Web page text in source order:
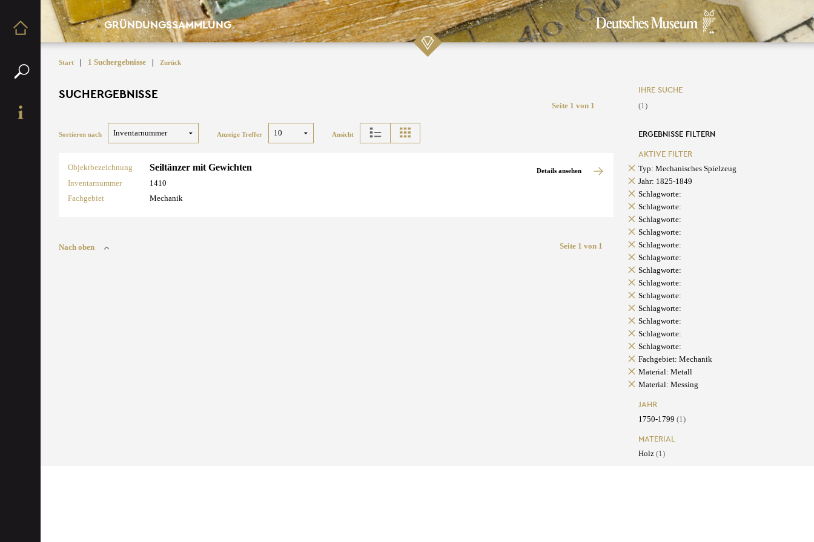
GRÜNDUNGSSAMMLUNG
Start | 1 Suchergebnisse | Zurück
SUCHERGEBNISSE
Seite 1 von 1
Sortieren nach Anzeige Treffer Ansicht
Objektbezeichnung Seiltänzer mit Gewichten
Inventarnummer
1410
Fachgebiet
Mechanik
Details ansehen
Nach oben Seite 1 von 1
IHRE SUCHE
(1)
ERGEBNISSE FILTERN
AKTIVE FILTER
Typ: Mechanisches Spielzeug
Jahr: 1825-1849
Schlagworte:
Schlagworte:
Schlagworte:
Schlagworte:
Schlagworte:
Schlagworte:
Schlagworte:
Schlagworte:
Schlagworte:
Schlagworte:
Schlagworte:
Schlagworte:
Schlagworte:
Fachgebiet: Mechanik
Material: Metall
Material: Messing
JAHR
1750-1799 (1)
MATERIAL
Holz (1)